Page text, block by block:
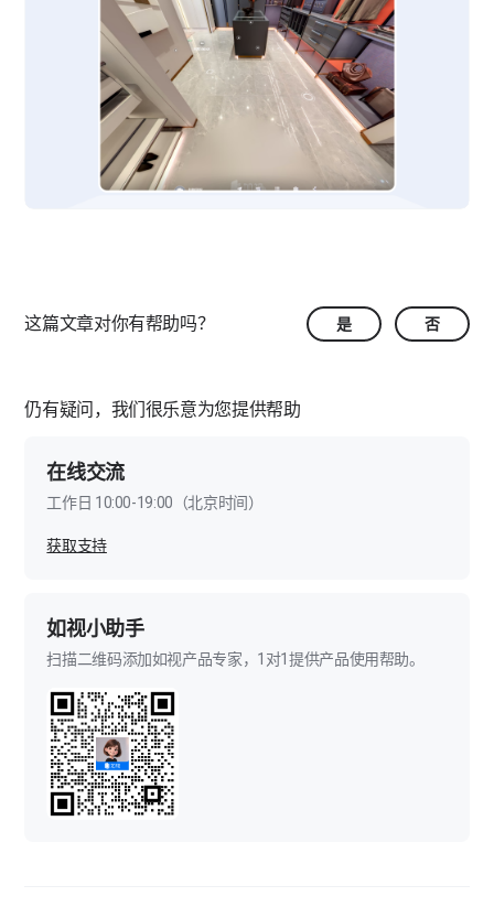
这篇文章对你有帮助吗？ 是 否
仍有疑问，我们很乐意为您提供帮助
在线交流
工作日 10:00-19:00（北京时间）
获取支持
如视小助手
扫描二维码添加如视产品专家，1对1提供产品使用帮助。